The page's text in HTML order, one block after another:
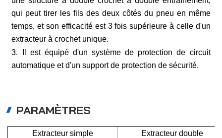
qui peut tirer les fils des deux côtés du pneu en même
temps, et son efficacité est 3 fois supérieure à celle d'un
extracteur à crochet unique.
3. Il est équipé d'un système de protection de circuit
automatique et d'un support de protection de sécurité.
PARAMÈTRES
Extracteur simple
Extracteur double